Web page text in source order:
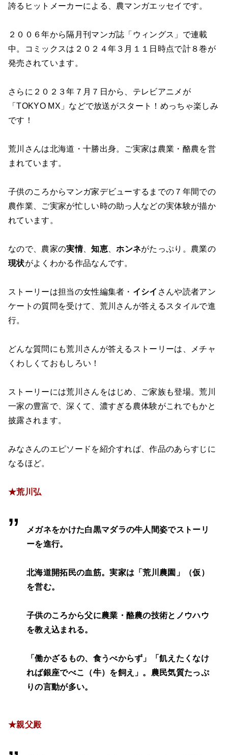
誇るヒットメーカーによる、農マンガエッセイです。
２００６年から隔月刊マンガ誌「ウィングス」で連載
中。コミックスは２０２４年３月１１日時点で計８巻が
発売されています。
さらに２０２３年７月７日から、テレビアニメが
「TOKYO MX」などで放送がスタート！めっちゃ楽しみ
です！
荒川さんは北海道・十勝出身。ご実家は農業・酪農を営
まれています。
子供のころからマンガ家デビューするまでの７年間での
農作業、ご実家が忙しい時の助っ人などの実体験が描か
れています。
なので、農家の実情、知恵、ホンネがたっぷり。農業の
現状がよくわかる作品なんです。
ストーリーは担当の女性編集者・ イシイ さんや読者アン
ケートの質問を受けて、荒川さんが答えるスタイルで進
行。
どんな質問にも荒川さんが答えるストーリーは、メチャ
くわしくておもしろい！
ストーリーには荒川さんをはじめ、ご家族も登場。荒川
一家の豊富で、深くて、濃すぎる農体験がこれでもかと
披露されます。
みなさんのエピソードを紹介すれば、作品のあらすじに
なるほど。
★荒川弘
メガネをかけた白黒マダラの牛人間姿でストーリ
ーを進行。
北海道開拓民の血筋。実家は「荒川農園」（仮）
を営む。
子供のころから父に農業・酪農の技術とノウハウ
を教え込まれる。
「働かざるもの、食うべからず」「飢えたくなけ
れば銀座でべこ（牛）を飼え」。農民気質たっぷ
りの言動が多い。
★親父殿